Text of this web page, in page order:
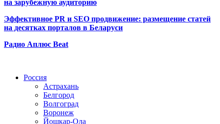
на зарубежную аудиторию
Эффективное PR и SEO продвижение: размещение статей
на десятках порталов в Беларуси
Радио Аплюс Beat
Россия
Астрахань
Белгород
Волгоград
Воронеж
Йошкар-Ола